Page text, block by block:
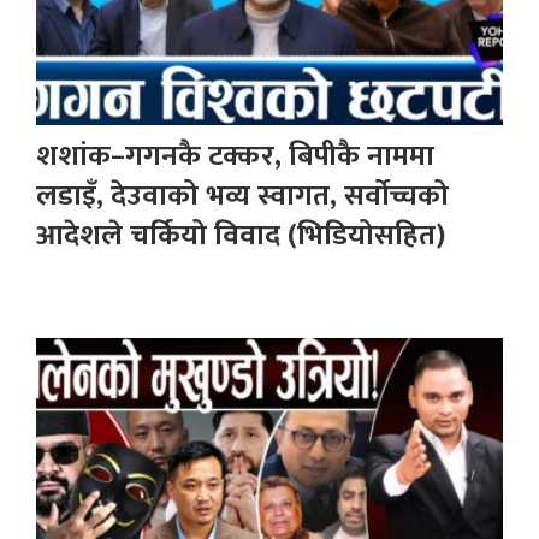
शशांक–गगनकै टक्कर, बिपीकै नाममा
लडाइँ, देउवाको भव्य स्वागत, सर्वोच्चको
आदेशले चर्कियो विवाद (भिडियोसहित)